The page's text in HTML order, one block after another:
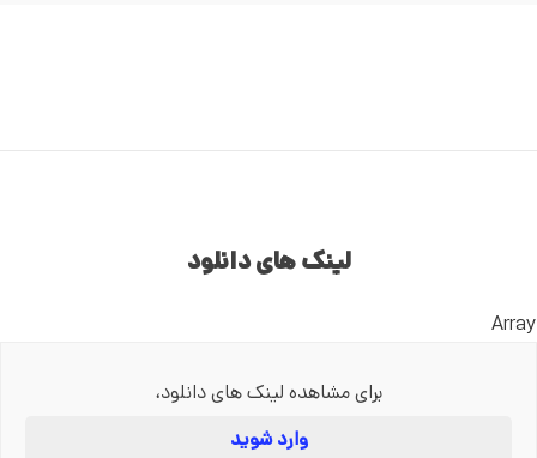
لینک های دانلود
Array
برای مشاهده لینک های دانلود،
وارد شوید